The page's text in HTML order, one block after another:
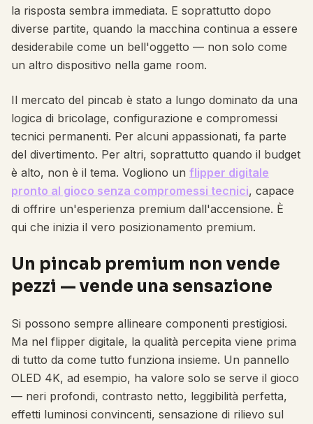
la risposta sembra immediata. E soprattutto dopo
diverse partite, quando la macchina continua a essere
desiderabile come un bell'oggetto — non solo come
un altro dispositivo nella game room.
Il mercato del pincab è stato a lungo dominato da una
logica di bricolage, configurazione e compromessi
tecnici permanenti. Per alcuni appassionati, fa parte
del divertimento. Per altri, soprattutto quando il budget
è alto, non è il tema. Vogliono un flipper digitale
pronto al gioco senza compromessi tecnici, capace
di offrire un'esperienza premium dall'accensione. È
qui che inizia il vero posizionamento premium.
Un pincab premium non vende
pezzi — vende una sensazione
Si possono sempre allineare componenti prestigiosi.
Ma nel flipper digitale, la qualità percepita viene prima
di tutto da come tutto funziona insieme. Un pannello
OLED 4K, ad esempio, ha valore solo se serve il gioco
— neri profondi, contrasto netto, leggibilità perfetta,
effetti luminosi convincenti, sensazione di rilievo sul